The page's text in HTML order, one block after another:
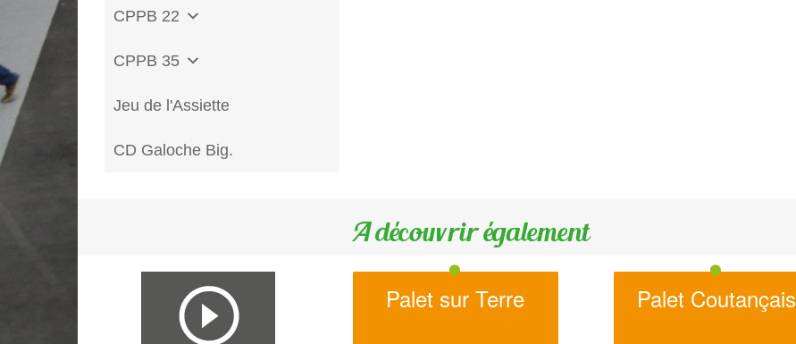
CPPB 22
CPPB 35
Jeu de l'Assiette
CD Galoche Big.
A découvrir également
Palet sur Terre Palet Coutançais